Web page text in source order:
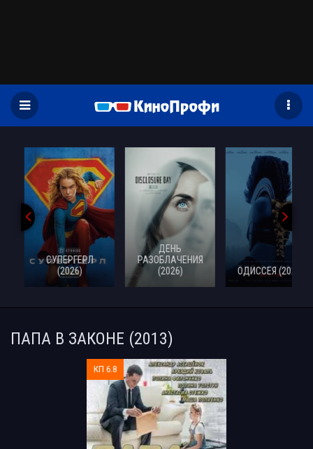
СУПЕРГЕРЛ
(2026)
ДЕНЬ
РАЗОБЛАЧЕНИЯ
(2026)
ОДИССЕЯ (2026)
ПАПА В ЗАКОНЕ (2013)
КП 6.8